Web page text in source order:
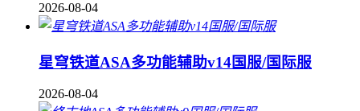
2026-08-04
星穹铁道ASA多功能辅助v14国服/国际服
2026-08-04